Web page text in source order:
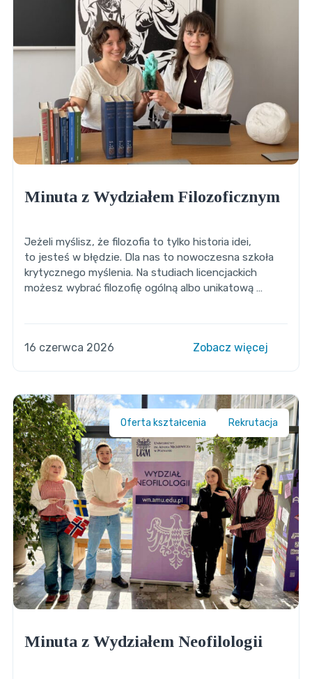
Minuta z Wydziałem Filozoficznym
Jeżeli myślisz, że filozofia to tylko historia idei,
to jesteś w błędzie. Dla nas to nowoczesna szkoła
krytycznego myślenia. Na studiach licencjackich
możesz wybrać filozofię ogólną albo unikatową …
16 czerwca 2026 Zobacz więcej
Oferta kształcenia Rekrutacja
Minuta z Wydziałem Neofilologii